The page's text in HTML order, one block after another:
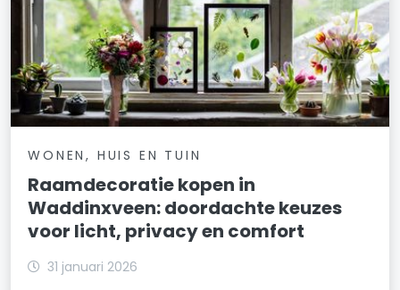
WONEN, HUIS EN TUIN
Raamdecoratie kopen in
Waddinxveen: doordachte keuzes
voor licht, privacy en comfort
31 januari 2026